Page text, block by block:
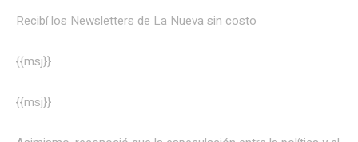
Recibí los Newsletters de La Nueva sin costo
{{msj}}
{{msj}}